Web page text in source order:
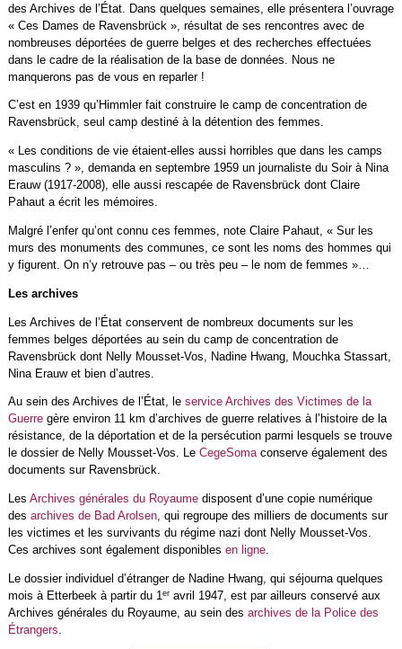
des Archives de l’État. Dans quelques semaines, elle présentera l’ouvrage
« Ces Dames de Ravensbrück », résultat de ses rencontres avec de
nombreuses déportées de guerre belges et des recherches effectuées
dans le cadre de la réalisation de la base de données. Nous ne
manquerons pas de vous en reparler !
C’est en 1939 qu’Himmler fait construire le camp de concentration de
Ravensbrück, seul camp destiné à la détention des femmes.
« Les conditions de vie étaient-elles aussi horribles que dans les camps
masculins ? », demanda en septembre 1959 un journaliste du Soir à Nina
Erauw (1917-2008), elle aussi rescapée de Ravensbrück dont Claire
Pahaut a écrit les mémoires.
Malgré l’enfer qu’ont connu ces femmes, note Claire Pahaut, « Sur les
murs des monuments des communes, ce sont les noms des hommes qui
y figurent. On n’y retrouve pas – ou très peu – le nom de femmes »…
Les archives
Les Archives de l’État conservent de nombreux documents sur les
femmes belges déportées au sein du camp de concentration de
Ravensbrück dont Nelly Mousset-Vos, Nadine Hwang, Mouchka Stassart,
Nina Erauw et bien d’autres.
Au sein des Archives de l’État, le service Archives des Victimes de la
Guerregère environ 11 km d’archives de guerre relatives à l’histoire de la
résistance, de la déportation et de la persécution parmi lesquels se trouve
le dossier de Nelly Mousset-Vos. Le CegeSomaconserve également des
documents sur Ravensbrück.
Les Archives générales du Royaumedisposent d’une copie numérique
des archives de Bad Arolsen, qui regroupe des milliers de documents sur
les victimes et les survivants du régime nazi dont Nelly Mousset-Vos.
Ces archives sont également disponibles en ligne.
Le dossier individuel d’étranger de Nadine Hwang, qui séjourna quelques
mois à Etterbeek à partir du 1 eravril 1947, est par ailleurs conservé aux
Archives générales du Royaume, au sein des archives de la Police des
Étrangers